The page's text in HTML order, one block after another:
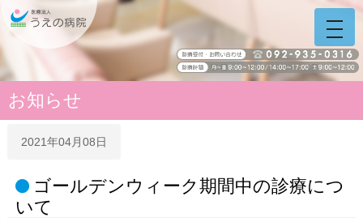
うえの病院 福岡県糟屋
う
え
の
病
院
お知らせ
2021年04月08日
ゴールデンウィーク期間中の診療につ
いて